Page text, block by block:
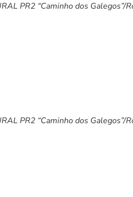
PR2 “Caminho dos Galegos”/
PR2 “Caminho dos Galegos”/